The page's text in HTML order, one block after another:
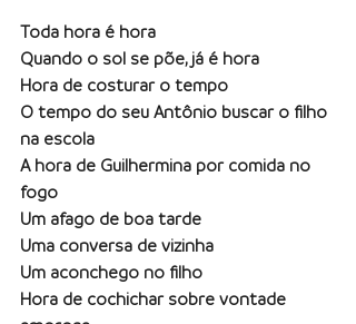
Toda hora é hora
Quando o sol se põe, já é hora
Hora de costurar o tempo
O tempo do seu Antônio buscar o filho
na escola
A hora de Guilhermina por comida no
fogo
Um afago de boa tarde
Uma conversa de vizinha
Um aconchego no filho
Hora de cochichar sobre vontade